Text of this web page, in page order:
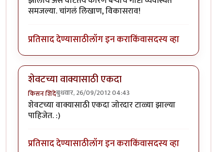
समजल्या. चांगलं लिखाण, विकासराव!
प्रतिसाद देण्यासाठीलॉग इन कराकिंवासदस्य व्हा
शेवटच्या वाक्यासाठी एकदा
किसन शिंदेबुधवार, 26/09/2012 04:43
शेवटच्या वाक्यासाठी एकदा जोरदार टाळ्या झाल्या
पाहिजेत. :)
प्रतिसाद देण्यासाठीलॉग इन कराकिंवासदस्य व्हा